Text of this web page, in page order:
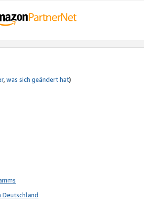
,was sich geändert hat)
Deutschland